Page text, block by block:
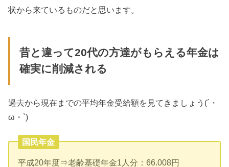
状から来ているものだと思います。
昔と違って20代の方達がもらえる年金は
確実に削減される
過去から現在までの平均年金受給額を見てきましょう(´・
ω・`)
国民年金
平成20年度⇒老齢基礎年金1人分：66.008円